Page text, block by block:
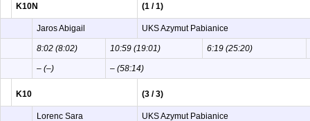
K10N (1 / 1)
Jaros Abigail UKS Azymut Pabianice
8:02 (8:02) 10:59 (19:01) 6:19 (25:20)
– (–) – (58:14)
K10 (3 / 3)
Lorenc Sara UKS Azymut Pabianice